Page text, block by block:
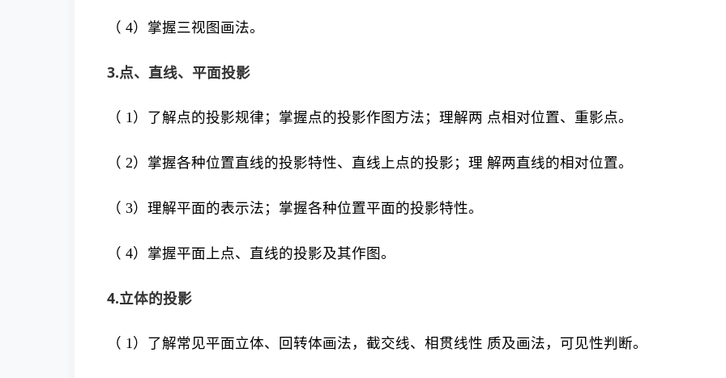
（ 4）掌握三视图画法。
3.点、直线、平面投影
（ 1）了解点的投影规律；掌握点的投影作图方法；理解两 点相对位置、重影点。
（ 2）掌握各种位置直线的投影特性、直线上点的投影；理 解两直线的相对位置。
（ 3）理解平面的表示法；掌握各种位置平面的投影特性。
（ 4）掌握平面上点、直线的投影及其作图。
4.立体的投影
（ 1）了解常见平面立体、回转体画法，截交线、相贯线性 质及画法，可见性判断。